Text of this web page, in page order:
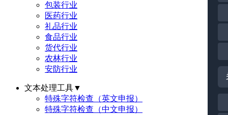
包装行业
医药行业
礼品行业
食品行业
货代行业
农林行业
安防行业
文本处理工具▼
特殊字符检查（英文申报）
特殊字符检查（中文申报）